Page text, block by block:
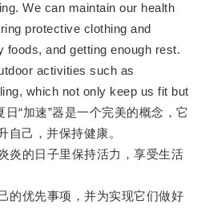
We can maintain our health
protective clothing and
foods, and getting enough rest.
activities such as
which not only keep us fit but
“加速”器是一个完美的概念，它
自己，并保持健康。
的日子里保持活力，享受生活
优先事项，并为实现它们做好